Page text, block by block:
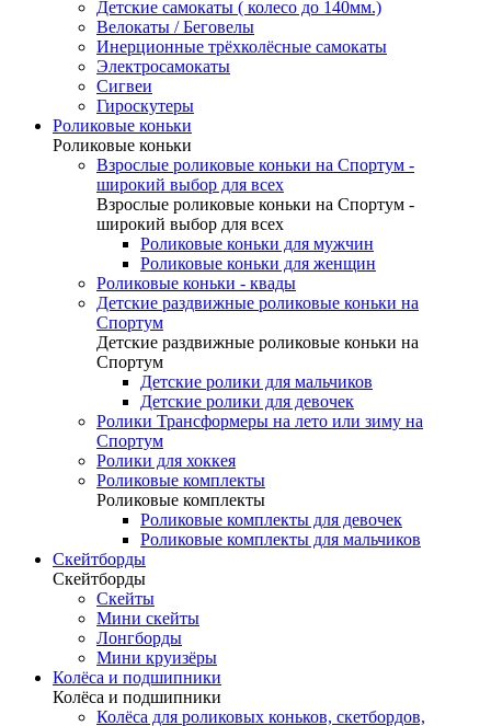
Детские самокаты ( колесо до 140мм.)
Велокаты / Беговелы
Инерционные трёхколёсные самокаты
Электросамокаты
Сигвеи
Гироскутеры
Роликовые коньки
Роликовые коньки
Взрослые роликовые коньки на Спортум -
широкий выбор для всех
Взрослые роликовые коньки на Спортум -
широкий выбор для всех
Роликовые коньки для мужчин
Роликовые коньки для женщин
Роликовые коньки - квады
Детские раздвижные роликовые коньки на
Спортум
Детские раздвижные роликовые коньки на
Спортум
Детские ролики для мальчиков
Детские ролики для девочек
Ролики Трансформеры на лето или зиму на
Спортум
Ролики для хоккея
Роликовые комплекты
Роликовые комплекты
Роликовые комплекты для девочек
Роликовые комплекты для мальчиков
Скейтборды
Скейтборды
Скейты
Мини скейты
Лонгборды
Мини круизёры
Колёса и подшипники
Колёса и подшипники
Колёса для роликовых коньков, скетбордов,